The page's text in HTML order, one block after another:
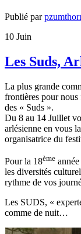
Publié par
10 Juin
Les Suds,
La plus grande
frontières pour
des « Suds ».
Du 8 au 14 Juillet
arlésienne en vous
organisatrice du
Pour la 18ème
les diversités
rythme de vos
Les SUDS, «
comme de nuit…